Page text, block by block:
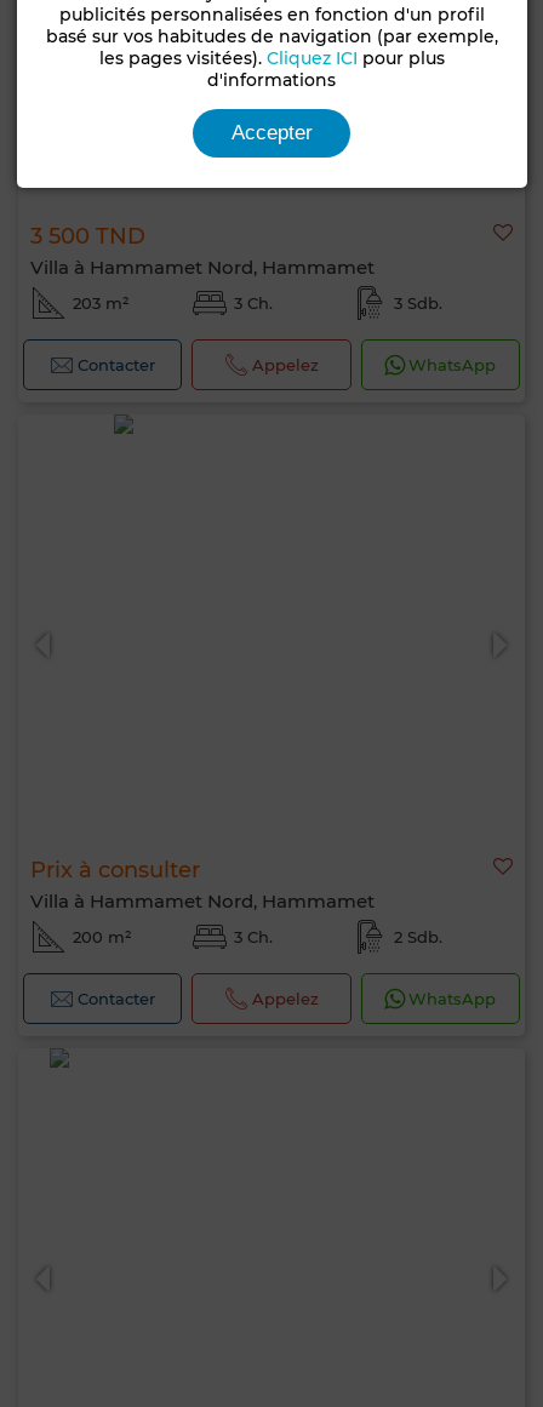
3 500 TND
Villa à Hammamet Nord, Hammamet
203 m² 3 Ch. 3 Sdb.
Contacter Appelez WhatsApp
Prix à consulter
Villa à Hammamet Nord, Hammamet
200 m² 3 Ch. 2 Sdb.
Contacter Appelez WhatsApp
publicités personnalisées en fonction d'un profil
basé sur vos habitudes de navigation (par exemple,
les pages visitées). Cliquez ICI pour plus
d'informations
Accepter